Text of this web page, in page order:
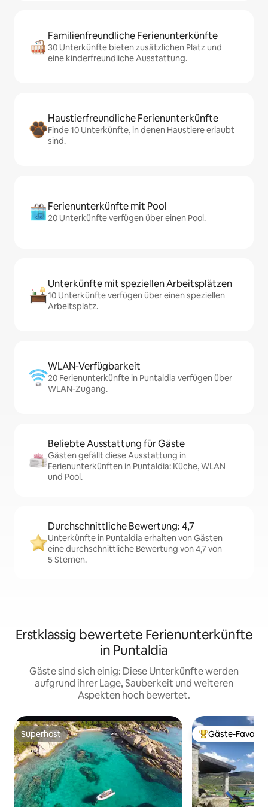
Familienfreundliche Ferienunterkünfte
30 Unterkünfte bieten zusätzlichen Platz und
eine kinderfreundliche Ausstattung.
Haustierfreundliche Ferienunterkünfte
Finde 10 Unterkünfte, in denen Haustiere erlaubt
sind.
Ferienunterkünfte mit Pool
20 Unterkünfte verfügen über einen Pool.
Unterkünfte mit speziellen Arbeitsplätzen
10 Unterkünfte verfügen über einen speziellen
Arbeitsplatz.
WLAN-Verfügbarkeit
20 Ferienunterkünfte in Puntaldia verfügen über
WLAN-Zugang.
Beliebte Ausstattung für Gäste
Gästen gefällt diese Ausstattung in
Ferienunterkünften in Puntaldia: Küche, WLAN
und Pool.
Durchschnittliche Bewertung: 4,7
Unterkünfte in Puntaldia erhalten von Gästen
eine durchschnittliche Bewertung von 4,7 von
5 Sternen.
Erstklassig bewertete Ferienunterkünfte
in Puntaldia
Gäste sind sich einig: Diese Unterkünfte werden
aufgrund ihrer Lage, Sauberkeit und weiteren
Aspekten hoch bewertet.
Superhost
Superhost Beliebter Gäste-
Gäste-Favorit